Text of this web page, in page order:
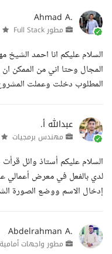
Ahmad A.
مطور Full Stack
السلام عليكم انا احمد
المجال وحتا اني من الممكن
المطلوب دخلت وعملت
عبدالله أ.
مهندس برمجيات
السلام عليكم أستاذ وائل
لدي بالفعل في معرض أعمالي
إدخال الاسم ووضع الصورة
Abdelrahman A.
مطور واجهات أمامية